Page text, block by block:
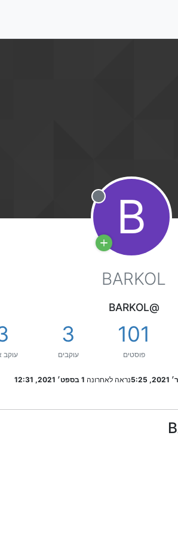
B מנותק
BARKOL
@BARKOL
101
פוסטים
3
עוקבים עוקב
נראה לאחרונה 1 בספט׳ 2021, 12:31